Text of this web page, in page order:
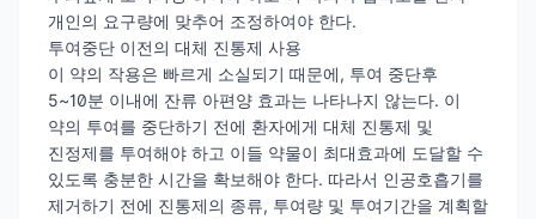
개인의 요구량에 맞추어 조정하여야 한다.
투여중단 이전의 대체 진통제 사용
이 약의 작용은 빠르게 소실되기 때문에, 투여 중단후
5~10분 이내에 잔류 아편양 효과는 나타나지 않는다. 이
약의 투여를 중단하기 전에 환자에게 대체 진통제 및
진정제를 투여해야 하고 이들 약물이 최대효과에 도달할 수
있도록 충분한 시간을 확보해야 한다. 따라서 인공호흡기를
제거하기 전에 진통제의 종류, 투여량 및 투여기간을 계획할